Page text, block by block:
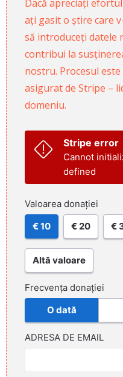
Dacă apreciați
ați gasit o știre care
să introduceți datele
contribui la
nostru. Procesul
asigurat de Stripe –
domeniu.
Stripe error
Cannot
defined
Valoarea donației
€ 10 € 20 €
Altă valoare
Frecvența donației
O dată
ADRESA DE EMAIL